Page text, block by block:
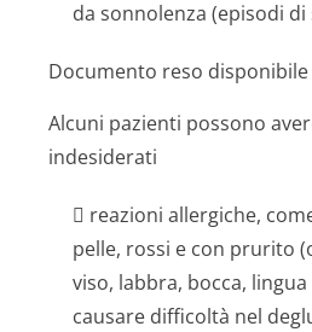
da sonnolenza (episodi
Documento reso disponibile
Alcuni pazienti possono
indesiderati
 reazioni allergiche,
pelle, rossi e con prurito
viso, labbra, bocca,
causare difficoltà nel